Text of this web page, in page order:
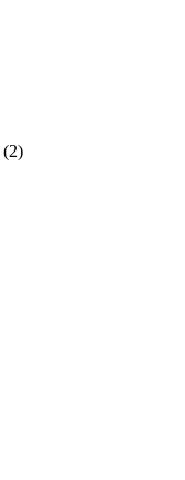
(2)